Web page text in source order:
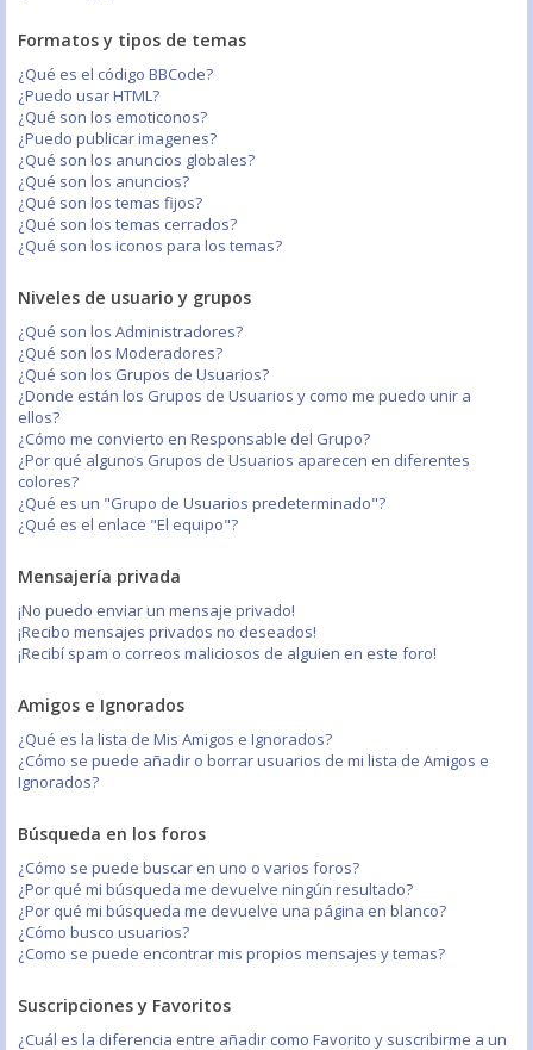
Formatos y tipos de temas
¿Qué es el código BBCode?
¿Puedo usar HTML?
¿Qué son los emoticonos?
¿Puedo publicar imagenes?
¿Qué son los anuncios globales?
¿Qué son los anuncios?
¿Qué son los temas fijos?
¿Qué son los temas cerrados?
¿Qué son los iconos para los temas?
Niveles de usuario y grupos
¿Qué son los Administradores?
¿Qué son los Moderadores?
¿Qué son los Grupos de Usuarios?
¿Donde están los Grupos de Usuarios y como me puedo unir a
ellos?
¿Cómo me convierto en Responsable del Grupo?
¿Por qué algunos Grupos de Usuarios aparecen en diferentes
colores?
¿Qué es un "Grupo de Usuarios predeterminado"?
¿Qué es el enlace "El equipo"?
Mensajería privada
¡No puedo enviar un mensaje privado!
¡Recibo mensajes privados no deseados!
¡Recibí spam o correos maliciosos de alguien en este foro!
Amigos e Ignorados
¿Qué es la lista de Mis Amigos e Ignorados?
¿Cómo se puede añadir o borrar usuarios de mi lista de Amigos e
Ignorados?
Búsqueda en los foros
¿Cómo se puede buscar en uno o varios foros?
¿Por qué mi búsqueda me devuelve ningún resultado?
¿Por qué mi búsqueda me devuelve una página en blanco?
¿Cómo busco usuarios?
¿Como se puede encontrar mis propios mensajes y temas?
Suscripciones y Favoritos
¿Cuál es la diferencia entre añadir como Favorito y suscribirme a un